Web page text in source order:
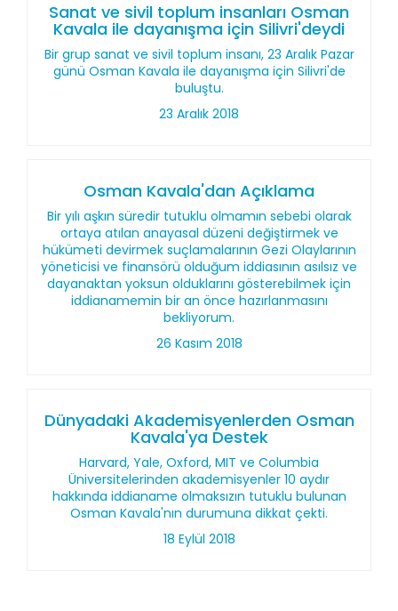
Sanat ve sivil toplum insanları Osman
Kavala ile dayanışma için Silivri'deydi
Bir grup sanat ve sivil toplum insanı, 23 Aralık Pazar
günü Osman Kavala ile dayanışma için Silivri'de
buluştu.
23 Aralık 2018
Osman Kavala'dan Açıklama
Bir yılı aşkın süredir tutuklu olmamın sebebi olarak
ortaya atılan anayasal düzeni değiştirmek ve
hükümeti devirmek suçlamalarının Gezi Olaylarının
yöneticisi ve finansörü olduğum iddiasının asılsız ve
dayanaktan yoksun olduklarını gösterebilmek için
iddianamemin bir an önce hazırlanmasını
bekliyorum.
26 Kasım 2018
Dünyadaki Akademisyenlerden Osman
Kavala'ya Destek
Harvard, Yale, Oxford, MIT ve Columbia
Üniversitelerinden akademisyenler 10 aydır
hakkında iddianame olmaksızın tutuklu bulunan
Osman Kavala'nın durumuna dikkat çekti.
18 Eylül 2018